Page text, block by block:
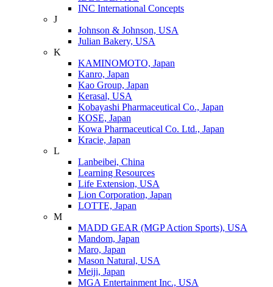
INC International Concepts
J
Johnson & Johnson, USA
Julian Bakery, USA
K
KAMINOMOTO, Japan
Kanro, Japan
Kao Group, Japan
Kerasal, USA
Kobayashi Pharmaceutical Co., Japan
KOSE, Japan
Kowa Pharmaceutical Co. Ltd., Japan
Kracie, Japan
L
Lanbeibei, China
Learning Resources
Life Extension, USA
Lion Corporation, Japan
LOTTE, Japan
M
MADD GEAR (MGP Action Sports), USA
Mandom, Japan
Maro, Japan
Mason Natural, USA
Meiji, Japan
MGA Entertainment Inc., USA